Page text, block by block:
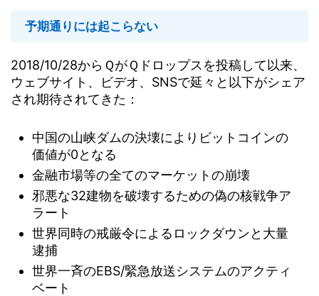
予期通りには起こらない
2018/10/28からＱがＱドロップスを投稿して以来、
ウェブサイト、ビデオ、SNSで延々と以下がシェア
され期待されてきた：
中国の山峡ダムの決壊によりビットコインの
価値が0となる
金融市場等の全てのマーケットの崩壊
邪悪な32建物を破壊するための偽の核戦争ア
ラート
世界同時の戒厳令によるロックダウンと大量
逮捕
世界一斉のEBS/緊急放送システムのアクティ
ベート